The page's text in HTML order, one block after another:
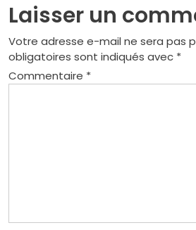
Laisser un
Votre adresse e-mail ne sera pas
obligatoires sont indiqués avec *
Commentaire *